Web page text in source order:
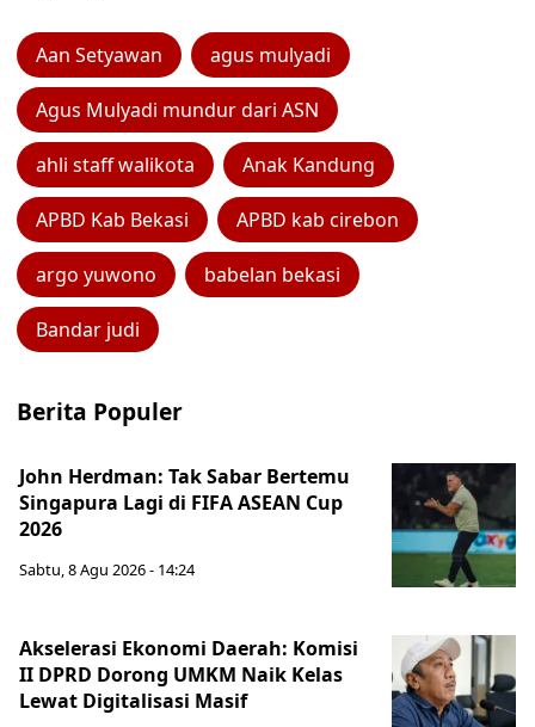
Aan Setyawan agus mulyadi
Agus Mulyadi mundur dari ASN
ahli staff walikota Anak Kandung
APBD Kab Bekasi APBD kab cirebon
argo yuwono babelan bekasi
Bandar judi
Berita Populer
John Herdman: Tak Sabar Bertemu
Singapura Lagi di FIFA ASEAN Cup
2026
Sabtu, 8 Agu 2026 - 14:24
Akselerasi Ekonomi Daerah: Komisi
II DPRD Dorong UMKM Naik Kelas
Lewat Digitalisasi Masif